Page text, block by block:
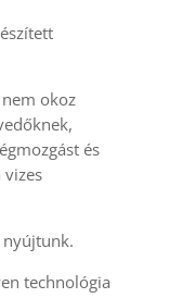
okoz
és
nyújtunk.
technológia